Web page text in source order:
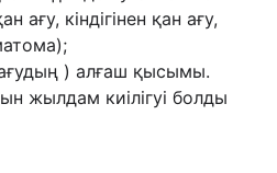
ағу, кіндігінен қан ағу,
) алғаш қысымы.
жылдам киілігуі болды